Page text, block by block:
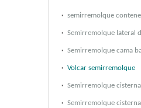
semirremolque
Semirremolque lateral
Semirremolque cama
Volcar semirremolque
Semirremolque
Semirremolque cisterna